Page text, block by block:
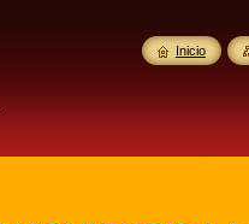
Inicio